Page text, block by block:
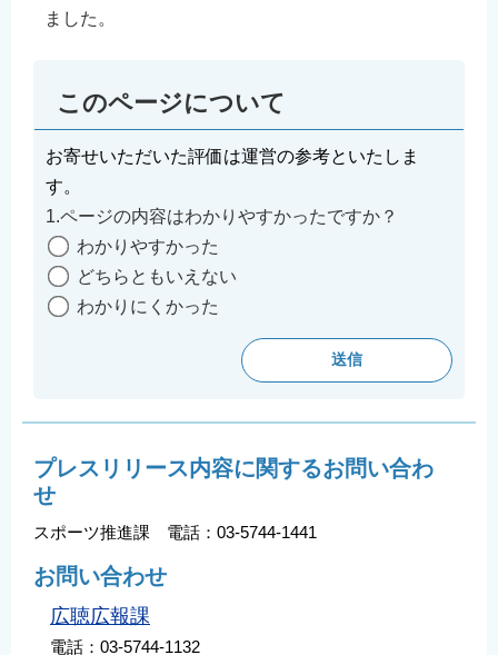
ました。
このページについて
お寄せいただいた評価は運営の参考といたしま
す。
1.ページの内容はわかりやすかったですか？
わかりやすかった
どちらともいえない
わかりにくかった
プレスリリース内容に関するお問い合わ
せ
スポーツ推進課 電話：03-5744-1441
お問い合わせ
広聴広報課
電話：03-5744-1132